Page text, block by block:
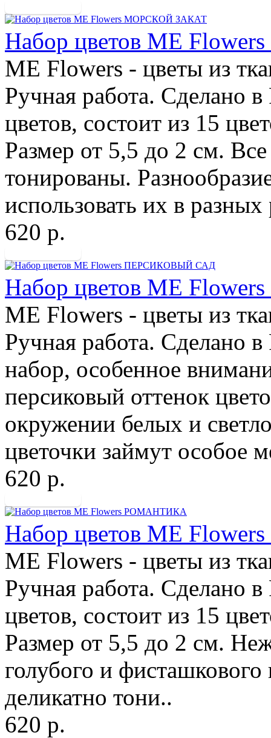
Набор цветов ME
ME Flowers - цветы из
Ручная работа. Сделано
цветов, состоит из 15
Размер от 5,5 до 2 см.
тонированы.
использовать их в разных
620 р.
Набор цветов ME
ME Flowers - цветы из
Ручная работа. Сделано
набор, особенное
персиковый оттенок
окружении белых и
цветочки займут особое
620 р.
Набор цветов ME
ME Flowers - цветы из
Ручная работа. Сделано
цветов, состоит из 15
Размер от 5,5 до 2 см.
голубого и
деликатно тони..
620 р.